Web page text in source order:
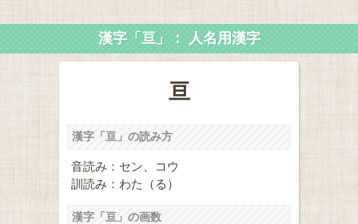
漢字「亘」： 人名用漢字
亘
漢字「亘」の読み方
音読み：セン、コウ
訓読み：わた（る）
漢字「亘」の画数